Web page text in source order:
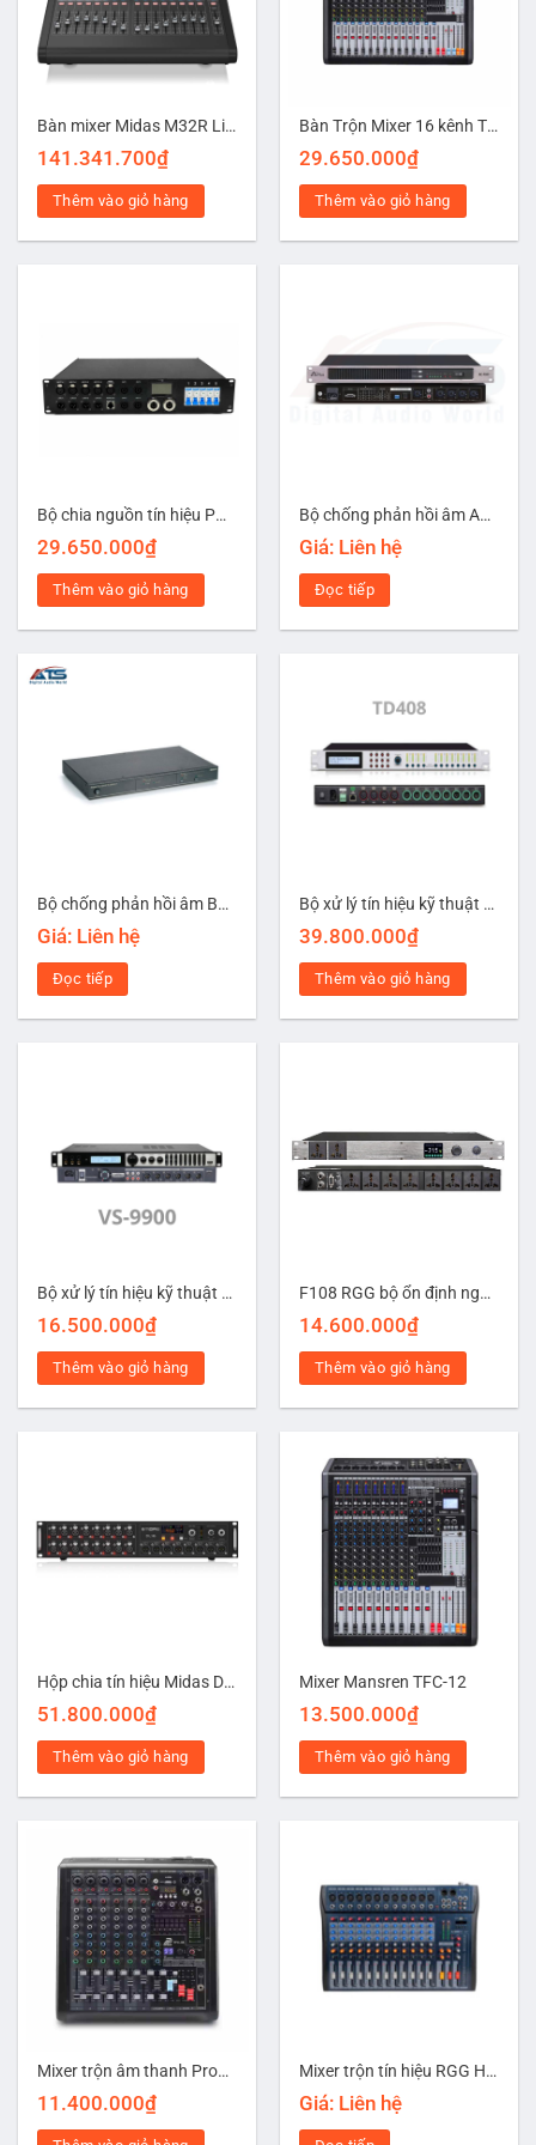
Bàn mixer Midas M32R Live
141.341.700₫
Thêm vào giỏ hàng
Bàn Trộn Mixer 16 kênh TFC-16
29.650.000₫
Thêm vào giỏ hàng
Bộ chia nguồn tín hiệu PDB-516
29.650.000₫
Thêm vào giỏ hàng
Bộ chống phản hồi âm Aplus AC-FS01
Giá: Liên hệ
Đọc tiếp
Bộ chống phản hồi âm BOSCH LBB 1968/00
Giá: Liên hệ
Đọc tiếp
Bộ xử lý tín hiệu kỹ thuật số 4 in 8 out TD408
39.800.000₫
Thêm vào giỏ hàng
Bộ xử lý tín hiệu kỹ thuật số VS-9900
16.500.000₫
Thêm vào giỏ hàng
F108 RGG bộ ổn định nguồn cho thiết bị
14.600.000₫
Thêm vào giỏ hàng
Hộp chia tín hiệu Midas DL16
51.800.000₫
Thêm vào giỏ hàng
Mixer Mansren TFC-12
13.500.000₫
Thêm vào giỏ hàng
Mixer trộn âm thanh Prowave TFC-08
11.400.000₫
Mixer trộn tín hiệu RGG HT-1012
Giá: Liên hệ